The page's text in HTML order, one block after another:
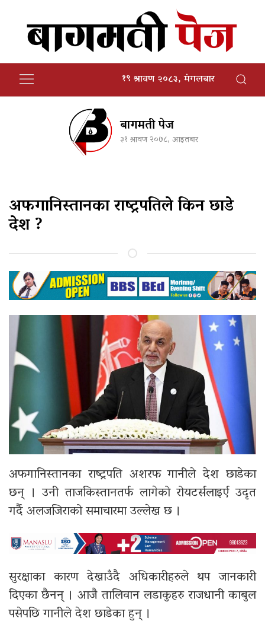
१९ श्रावण २०८३, मंगलबार
बागमती पेज
३१ श्रावण २०७८, आइतबार
अफगानिस्तानका राष्ट्रपतिले किन छाडे
देश ?
अफगानिस्तानका राष्ट्रपति अशरफ गानीले देश छाडेका
छन् । उनी ताजकिस्तानतर्फ लागेको रोयटर्सलाइर्ए उदृत
गर्दै अलजजिराको समाचारमा उल्लेख छ ।
सुरक्षाका कारण देखाउँदै अधिकारीहरुले थप जानकारी
दिएका छैनन् । आजै तालिवान लडाकुहरु राजधानी काबुल
पसेपछि गानीले देश छाडेका हुन् ।